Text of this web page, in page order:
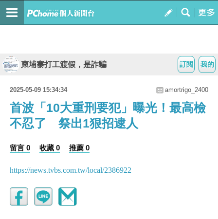
我的
訂閱
柬埔寨打工渡假，是詐騙
2025-05-09 15:34:34 amortrigo_2400
首波「10大重刑要犯」曝光！最高檢
不忍了 祭出1狠招逮人
留言 0 收藏 0 推薦 0
https://news.tvbs.com.tw/local/2386922